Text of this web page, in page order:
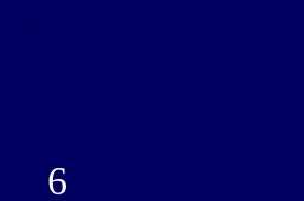
6